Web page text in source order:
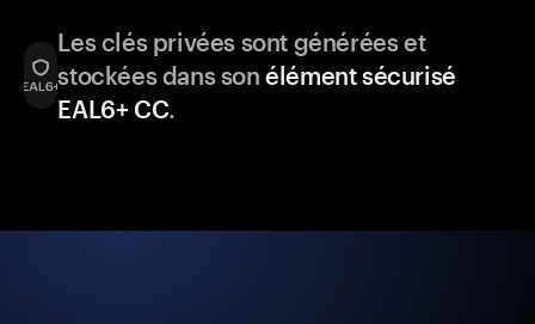
Les clés privées sont générées et
stockées dans sonélément sécurisé
EAL6+ CC.